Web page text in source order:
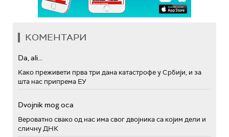
КОМЕНТАРИ
Da, ali...
Како преживети прва три дана катастрофе у Србији, и за
шта нас припрема ЕУ
Dvojnik mog oca
Вероватно свако од нас има свог двојника са којим дели и
сличну ДНК